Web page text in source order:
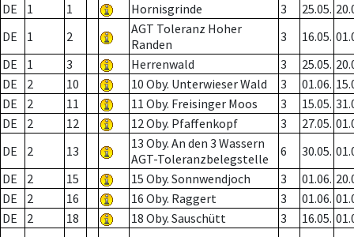
DE 1 1 Hornisgrinde 3 25.05.
DE
1 2
AGT Toleranz Hoher
Randen
3 16.05.
DE
1 3 Herrenwald 3 25.05.
DE
2 10 10 Oby. Unterwieser Wald 3 01.06.
DE
2 11 11 Oby. Freisinger Moos 3 15.05.
DE
2 12 12 Oby. Pfaffenkopf 3 27.05.
DE
2 13
13 Oby. An den 3 Wassern
AGT-Toleranzbelegstelle
6 30.05.
DE
2 15 15 Oby. Sonnwendjoch 3 01.06.
DE
2 16 16 Oby. Raggert 3 01.06.
DE
2 18 18 Oby. Sauschütt 3 16.05.